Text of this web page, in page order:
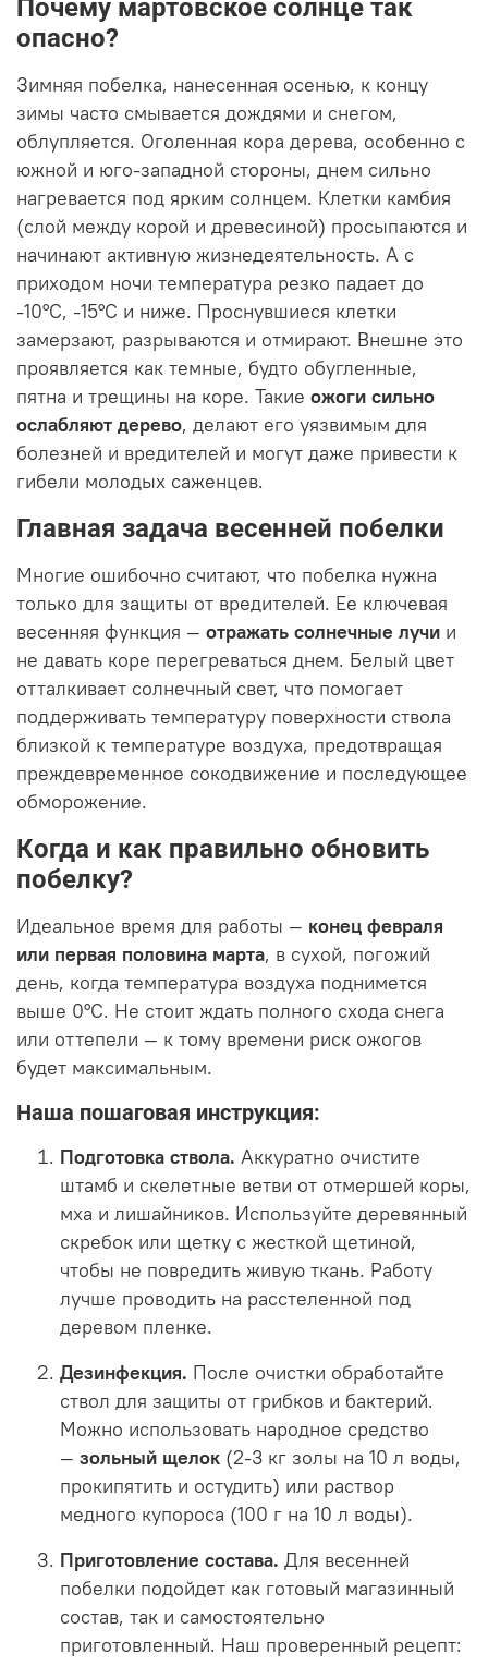
Почему мартовское солнце так
опасно?
Зимняя побелка, нанесенная осенью, к концу
зимы часто смывается дождями и снегом,
облупляется. Оголенная кора дерева, особенно с
южной и юго-западной стороны, днем сильно
нагревается под ярким солнцем. Клетки камбия
(слой между корой и древесиной) просыпаются и
начинают активную жизнедеятельность. А с
приходом ночи температура резко падает до
-10°C, -15°C и ниже. Проснувшиеся клетки
замерзают, разрываются и отмирают. Внешне это
проявляется как темные, будто обугленные,
пятна и трещины на коре. Такие ожоги сильно
ослабляют дерево, делают его уязвимым для
болезней и вредителей и могут даже привести к
гибели молодых саженцев.
Главная задача весенней побелки
Многие ошибочно считают, что побелка нужна
только для защиты от вредителей. Ее ключевая
весенняя функция — отражать солнечные лучи и
не давать коре перегреваться днем. Белый цвет
отталкивает солнечный свет, что помогает
поддерживать температуру поверхности ствола
близкой к температуре воздуха, предотвращая
преждевременное сокодвижение и последующее
обморожение.
Когда и как правильно обновить
побелку?
Идеальное время для работы — конец февраля
или первая половина марта, в сухой, погожий
день, когда температура воздуха поднимется
выше 0°C. Не стоит ждать полного схода снега
или оттепели — к тому времени риск ожогов
будет максимальным.
Наша пошаговая инструкция:
Подготовка ствола. Аккуратно очистите
штамб и скелетные ветви от отмершей коры,
мха и лишайников. Используйте деревянный
скребок или щетку с жесткой щетиной,
чтобы не повредить живую ткань. Работу
лучше проводить на расстеленной под
деревом пленке.
Дезинфекция. После очистки обработайте
ствол для защиты от грибков и бактерий.
Можно использовать народное средство
— зольный щелок (2-3 кг золы на 10 л воды,
прокипятить и остудить) или раствор
медного купороса (100 г на 10 л воды).
Приготовление состава. Для весенней
побелки подойдет как готовый магазинный
состав, так и самостоятельно
приготовленный. Наш проверенный рецепт: